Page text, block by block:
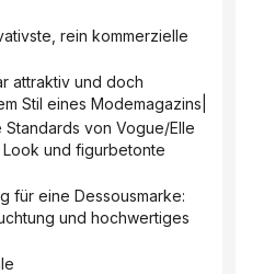
Stil eines Modemagazins|
und figurbetonte
und hochwertiges